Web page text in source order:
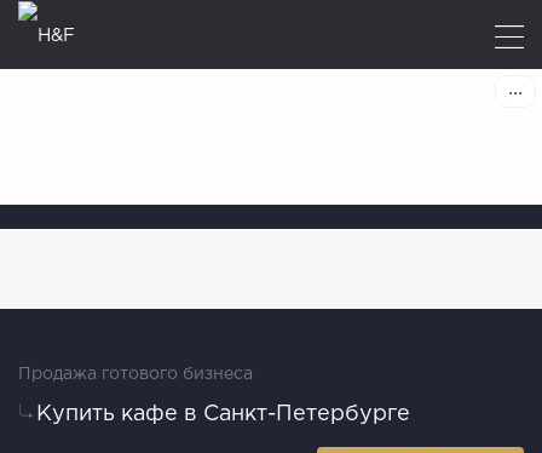
Продажа готового бизнеса
Купить кафе в Санкт-Петербурге